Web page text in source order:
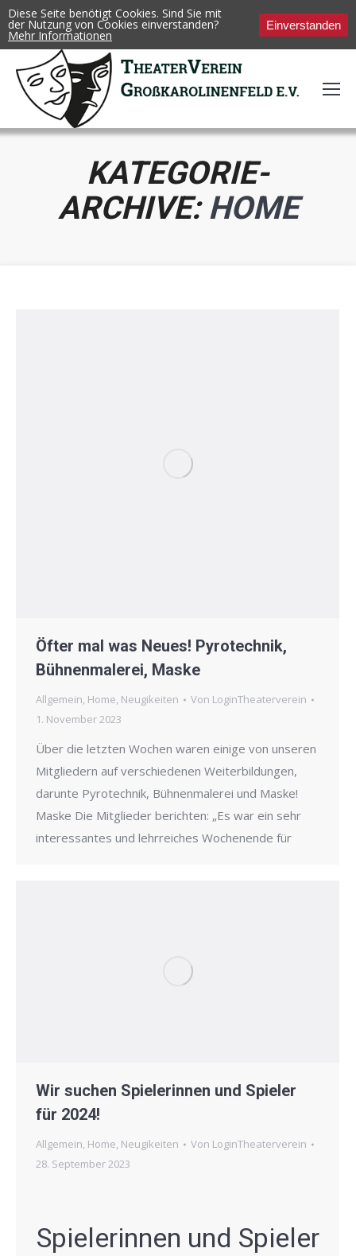
KATEGORIE-
ARCHIVE:HOME
Öfter mal was Neues! Pyrotechnik,
Bühnenmalerei, Maske
Allgemein, Home, Neugikeiten Von LoginTheaterverein
1. November 2023
Über die letzten Wochen waren einige von unseren
Mitgliedern auf verschiedenen Weiterbildungen,
darunte Pyrotechnik, Bühnenmalerei und Maske!
Maske Die Mitglieder berichten: „Es war ein sehr
interessantes und lehrreiches Wochenende für
Wir suchen Spielerinnen und Spieler
für 2024!
Allgemein, Home, Neugikeiten Von LoginTheaterverein
28. September 2023
Spielerinnen und Spieler
Diese Seite benötigt Cookies. Sind Sie mit
der Nutzung von Cookies einverstanden?
Mehr Informationen
Einverstanden